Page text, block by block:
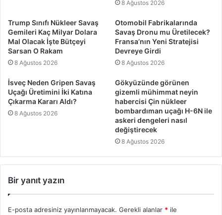
8 Ağustos 2026
Trump Sınıfı Nükleer Savaş
Gemileri Kaç Milyar Dolara
Mal Olacak İşte Bütçeyi
Sarsan O Rakam
8 Ağustos 2026
Otomobil Fabrikalarında
Savaş Dronu mu Üretilecek?
Fransa’nın Yeni Stratejisi
Devreye Girdi
8 Ağustos 2026
İsveç Neden Gripen Savaş
Uçağı Üretimini İki Katına
Çıkarma Kararı Aldı?
8 Ağustos 2026
Gökyüzünde görünen
gizemli mühimmat neyin
habercisi Çin nükleer
bombardıman uçağı H-6N ile
askeri dengeleri nasıl
değiştirecek
8 Ağustos 2026
Bir yanıt yazın
E-posta adresiniz yayınlanmayacak. Gerekli alanlar * ile